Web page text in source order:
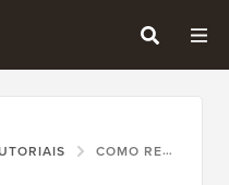
COMO REDIRECIONAR USUÁRIOS APÓS O ENVIO DE FORMULÁRIO NO WORDPRESS